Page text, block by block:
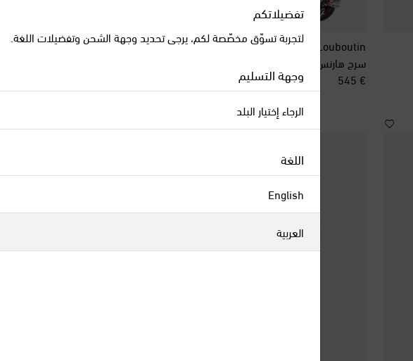
Christian Louboutin
€ 545
original price
Christian Louboutin
تفضيلاتكم
لتجربة تسوّق مخصّصة لكم، يرجى تحديد وجهة الشحن وتفضيلات اللغة.
وجهة التسليم
الرجاء إختيار البلد
اللغة
English
العربية